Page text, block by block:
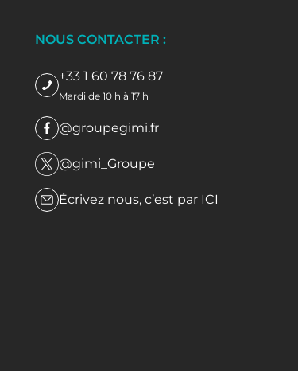
NOUS CONTACTER :
+33 1 60 78 76 87
Mardi de 10 h à 17 h
@groupegimi.fr
@gimi_Groupe
Écrivez nous, c’est par ICI